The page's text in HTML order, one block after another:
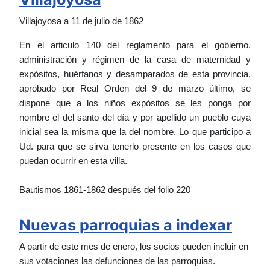
Villajoyosa a 11 de julio de 1862
En el articulo 140 del reglamento para el gobierno,
administración y régimen de la casa de maternidad y
expósitos, huérfanos y desamparados de esta provincia,
aprobado por Real Orden del 9 de marzo último, se
dispone que a los niños expósitos se les ponga por
nombre el del santo del día y por apellido un pueblo cuya
inicial sea la misma que la del nombre. Lo que participo a
Ud. para que se sirva tenerlo presente en los casos que
puedan ocurrir en esta villa.
Bautismos 1861-1862 después del folio 220
Nuevas parroquias a indexar
A partir de este mes de enero, los socios pueden incluir en
sus votaciones las defunciones de las parroquias.